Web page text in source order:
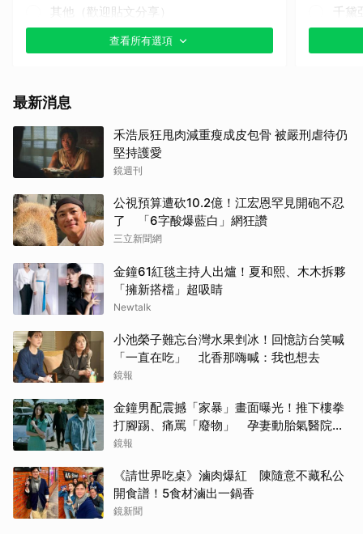
其他（歡迎貼文分享）
查看所有選項
千
蘇志
山下
徐仁
最新消息
禾浩辰狂甩肉減重瘦成皮包骨 被嚴刑虐待仍
堅持護愛
鏡週刊
公視預算遭砍10.2億！江宏恩罕見開砲不忍
了 「6字酸爆藍白」網狂讚
三立新聞網
金鐘61紅毯主持人出爐！夏和熙、木木拆夥
「擁新搭檔」超吸睛
Newtalk
小池榮子難忘台灣水果剉冰！回憶訪台笑喊
「一直在吃」 北香那嗨喊：我也想去
鏡報
金鐘男配震撼「家暴」畫面曝光！推下樓拳
打腳踢、痛罵「廢物」 孕妻動胎氣醫院爆
激烈衝突
鏡報
《請世界吃桌》滷肉爆紅 陳隨意不藏私公
開食譜！5食材滷出一鍋香
鏡新聞